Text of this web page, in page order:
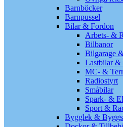
Barnböcker
Barnpussel
Bilar & Fordon
Arbets- &
Bilbanor
Bilgarage
Lastbilar &
MC- &
Radiostyrt
Småbilar
Spark- &
Sport &
Bygglek &